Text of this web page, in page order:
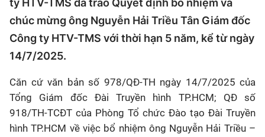
ty HTV-TMS đã trao Quyết định bổ nhiệm và
chúc mừng ông Nguyễn Hải Triều Tân Giám đốc
Công ty HTV-TMS với thời hạn 5 năm, kể từ ngày
14/7/2025.
Căn cứ văn bản số 978/QĐ-TH ngày 14/7/2025 của
Tổng Giám đốc Đài Truyền hình TP.HCM; QĐ số
918/TH-TCĐT của Phòng Tổ chức Đào tạo Đài Truyền
hình TP.HCM về việc bổ nhiệm ông Nguyễn Hải Triều –